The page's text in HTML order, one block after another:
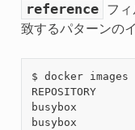
reference
フ
致するパターンの
$ docker images
busybox
busybox